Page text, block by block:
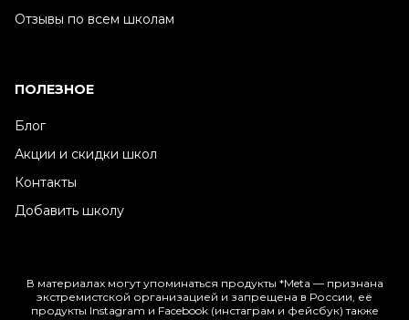
Отзывы по всем школам
ПОЛЕЗНОЕ
Блог
Акции и скидки школ
Контакты
Добавить школу
В материалах могут упоминаться продукты *Meta — признана
экстремистской организацией и запрещена в России, её
продукты Instagram и Facebook (инстаграм и фейсбук) также